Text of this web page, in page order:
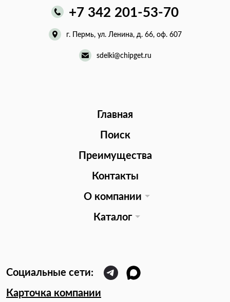
+7 342 201-53-70
г. Пермь, ул. Ленина, д. 66, оф. 607
sdelki@chipget.ru
Главная
Поиск
Преимущества
Контакты
О компании
Каталог
Карточка компании